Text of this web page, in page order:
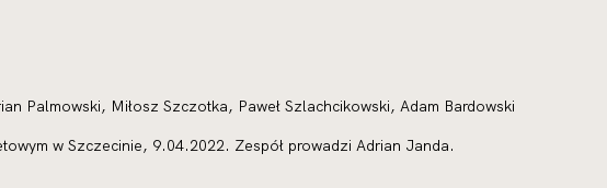
Palmowski, Miłosz Szczotka, Paweł Szlachcikowski, Adam Bardowski
w Szczecinie, 9.04.2022. Zespół prowadzi Adrian Janda.